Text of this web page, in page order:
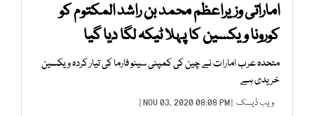
اماراتی وزیراعظم محمد بن راشد المکتوم کو
کورونا ویکسین کا پہلا ٹیکہ لگا دیا گیا
متحدہ عرب امارات نے چین کی کمپنی سینو فارما کی تیار کردہ ویکسین
خریدی ہے
ویب ڈیسک | NOV 03, 2020 08:08 PM |